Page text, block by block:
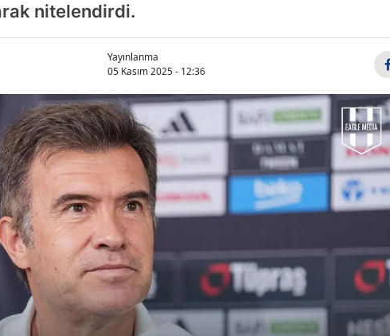
nitelendirdi.
Yayınlanma
05 Kasım 2025 - 12:36